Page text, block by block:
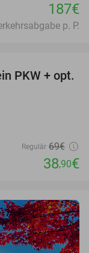
187€
p. P.
44%
PKW + opt.
Regulär 69€
38,90€